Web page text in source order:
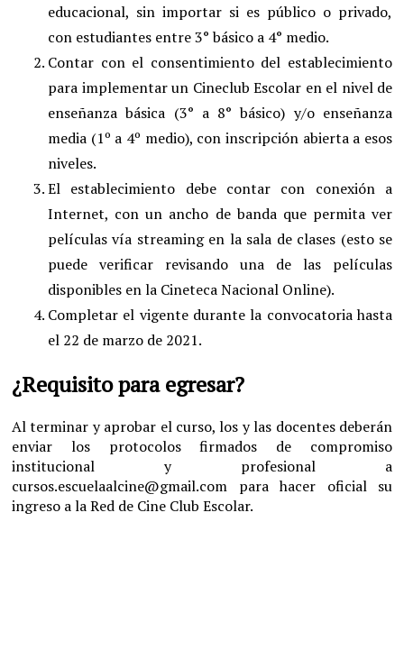
educacional, sin importar si es público o privado,
con estudiantes entre 3° básico a 4° medio.
Contar con el consentimiento del establecimiento
para implementar un Cineclub Escolar en el nivel de
enseñanza básica (3° a 8° básico) y/o enseñanza
media (1º a 4º medio), con inscripción abierta a esos
niveles.
El establecimiento debe contar con conexión a
Internet, con un ancho de banda que permita ver
películas vía streaming en la sala de clases (esto se
puede verificar revisando una de las películas
disponibles en la Cineteca Nacional Online).
Completar el vigente durante la convocatoria hasta
el 22 de marzo de 2021.
¿Requisito para egresar?
Al terminar y aprobar el curso, los y las docentes deberán
enviar los protocolos firmados de compromiso
institucional y profesional a
cursos.escuelaalcine@gmail.com para hacer oficial su
ingreso a la Red de Cine Club Escolar.